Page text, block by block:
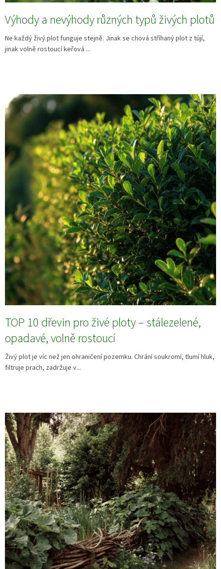
Výhody a nevýhody různých typů živých plotů
Ne každý živý plot funguje stejně. Jinak se chová stříhaný plot z tújí,
jinak volně rostoucí keřová ...
TOP 10 dřevin pro živé ploty – stálezelené,
opadavé, volně rostoucí
Živý plot je víc než jen ohraničení pozemku. Chrání soukromí, tlumí hluk,
filtruje prach, zadržuje v...